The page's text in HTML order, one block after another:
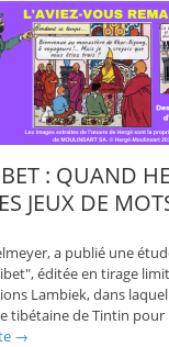
: QUAND
JEUX DE
a publié une
éditée en tirage
Lambiek, dans
tibétaine de Tintin
→